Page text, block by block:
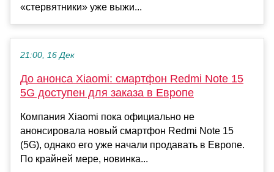
«стервятники» уже выжи...
21:00, 16 Дек
До анонса Xiaomi: смартфон Redmi Note 15
5G доступен для заказа в Европе
Компания Xiaomi пока официально не
анонсировала новый смартфон Redmi Note 15
(5G), однако его уже начали продавать в Европе.
По крайней мере, новинка...